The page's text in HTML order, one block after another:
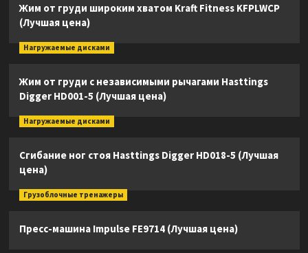
Жим от груди широким хватом Kraft Fitness KFPLWCP
(Лучшая цена)
Нагружаемые дисками
Жим от груди с независимыми рычагами Hasttings
Digger HD001-5 (Лучшая цена)
Нагружаемые дисками
Сгибание ног стоя Hasttings Digger HD018-5 (Лучшая
цена)
Грузоблочные тренажеры
Пресс-машина Impulse FE9714 (Лучшая цена)